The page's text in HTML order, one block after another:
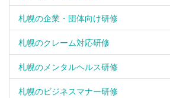
札幌の企業・団体向け研修
札幌のクレーム対応研修
札幌のメンタルヘルス研修
札幌のビジネスマナー研修